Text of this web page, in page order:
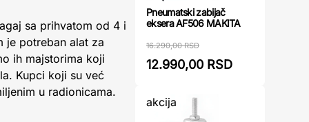
sa prihvatom od 4 i
je potreban alat za
ih majstorima koji
Kupci koji su već
u radionicama.
Pneumatski zabijač
eksera AF506 MAKITA
16.290,00 RSD
12.990,00 RSD
akcija